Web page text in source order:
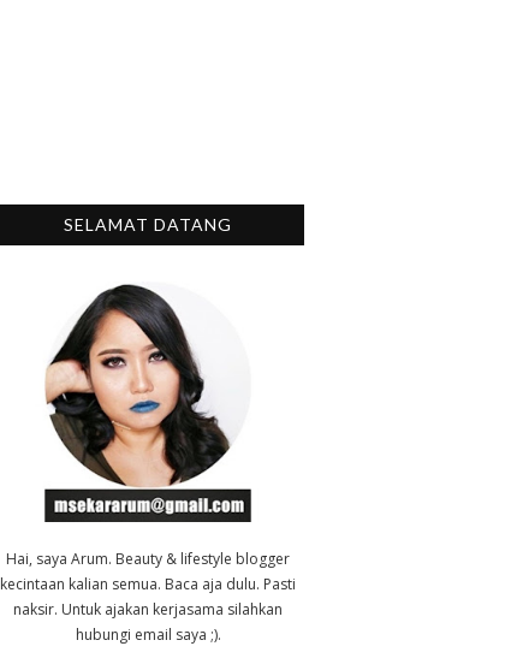
SELAMAT DATANG
Hai, saya Arum. Beauty & lifestyle blogger
kecintaan kalian semua. Baca aja dulu. Pasti
naksir. Untuk ajakan kerjasama silahkan
hubungi email saya ;).